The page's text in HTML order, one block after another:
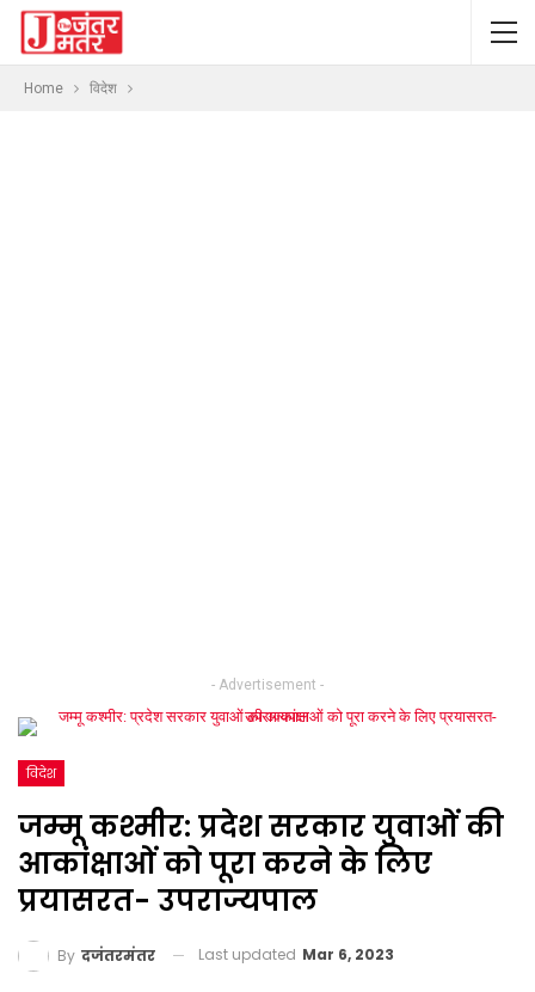
Home विदेश
- Advertisement -
विदेश
जम्मू कश्मीर: प्रदेश सरकार युवाओं की
आकांक्षाओं को पूरा करने के लिए
प्रयासरत- उपराज्यपाल
By दजंतरमंतर Last updated Mar 6, 2023